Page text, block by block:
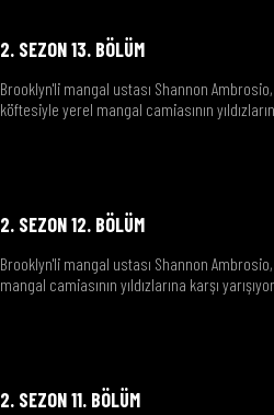
2. SEZON 13. BÖLÜM
Brooklyn'li mangal ustası Shannon
köftesiyle yerel mangal camiasının
2. SEZON 12. BÖLÜM
Brooklyn'li mangal ustası Shannon
mangal camiasının yıldızlarına karşı
2. SEZON 11. BÖLÜM